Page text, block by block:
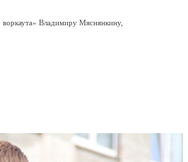
Владимиру Мяснянкину,